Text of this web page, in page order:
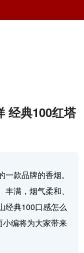
经典100红塔
款品牌的香烟。
满，烟气柔和、
经典100口感怎么
编将为大家带来